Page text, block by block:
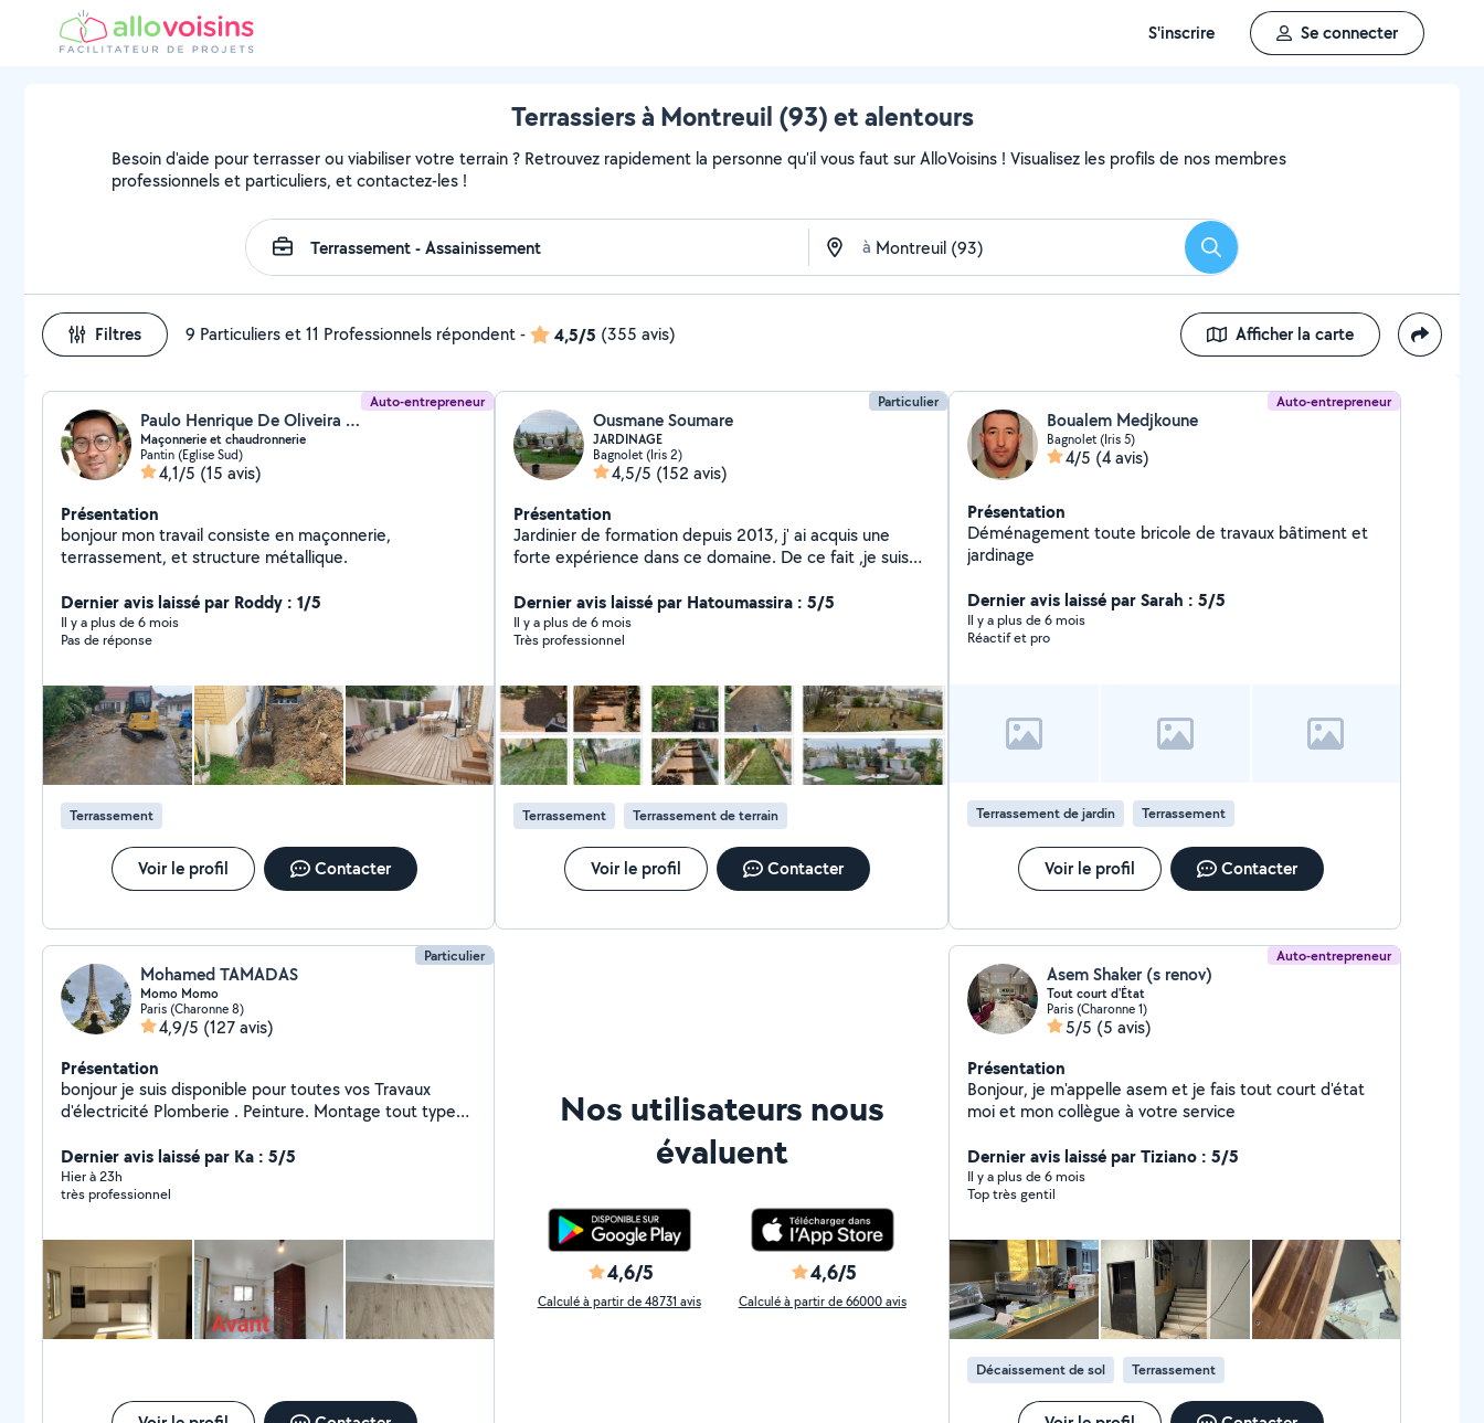
S'inscrire Se connecter
Terrassiers à Montreuil (93) et alentours
Besoin d'aide pour terrasser ou viabiliser votre terrain ? Retrouvez rapidement la personne qu'il vous faut sur AlloVoisins ! Visualisez les profils de nos membres
professionnels et particuliers, et contactez-les !
à Rechercher
Filtres 9 Particuliers et 11 Professionnels répondent- 4,5/5 (355 avis) Afficher la carte
Auto-entrepreneur
Paulo Henrique De Oliveira (Paulo Henrique)
Maçonnerie et chaudronnerie
Pantin (Eglise Sud)
4,1/5 (15 avis)
Présentation
bonjour mon travail consiste en maçonnerie,
terrassement, et structure métallique.
Dernier avis laissé par Roddy : 1/5
Il y a plus de 6 mois
Pas de réponse
Terrassement
Voir le profil Contacter
Particulier
Ousmane Soumare
JARDINAGE
Bagnolet (Iris 2)
4,5/5 (152 avis)
Présentation
Jardinier de formation depuis 2013, j' ai acquis une
forte expérience dans ce domaine. De ce fait ,je suis
paysage et d'entretien d'espace vert . J'ai également
acquis une compétence en Pose de Terrasse en Bois
sur plot. Pour être rassuré de mon professionnalisme,
galerie photo où j'ai mis quelques une de mes
réalisations. Merci de votre confiance !
Dernier avis laissé par Hatoumassira : 5/5
Il y a plus de 6 mois
Très professionnel
Terrassement Terrassement de terrain
Voir le profil Contacter
Auto-entrepreneur
Boualem Medjkoune
Bagnolet (Iris 5)
4/5 (4 avis)
Présentation
Déménagement toute bricole de travaux bâtiment et
jardinage
Dernier avis laissé par Sarah : 5/5
Il y a plus de 6 mois
Réactif et pro
Terrassement de jardin Terrassement
Voir le profil Contacter
Particulier
Mohamed TAMADAS
Momo Momo
Paris (Charonne 8)
4,9/5 (127 avis)
Présentation
bonjour je suis disponible pour toutes vos Travaux
d'électricité Plomberie . Peinture. Montage tout type
dynamique
Dernier avis laissé par Ka : 5/5
Hier à 23h
très professionnel
Nos utilisateurs nous
évaluent
4,6/5
Calculé à partir de 48731 avis
4,6/5
Calculé à partir de 66000 avis
Auto-entrepreneur
Asem Shaker (s renov)
Tout court d'État
Paris (Charonne 1)
5/5 (5 avis)
Présentation
Bonjour, je m'appelle asem et je fais tout court d'état
moi et mon collègue à votre service
Dernier avis laissé par Tiziano : 5/5
Il y a plus de 6 mois
Top très gentil
Décaissement de sol Terrassement